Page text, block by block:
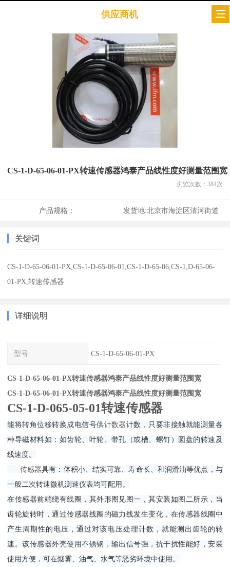
供应商机
CS-1-D-65-06-01-PX转速传感器鸿泰产品线性度好测量范围宽
浏览次数： 384次
产品规格： 发货地:北京市海淀区清河街道
关键词
CS-1-D-65-06-01-PX,CS-1-D-65-06-01,CS-1-D-65-06,CS-1,D-65-06-
01-PX,转速传感器
详细说明
型号 CS-1-D-65-06-01-PX
CS-1-D-65-06-01-PX转速传感器鸿泰产品线性度好测量范围宽
CS-1-D-65-06-01-PX转速传感器鸿泰产品线性度好测量范围宽
CS-1-D-065-05-01转速传感器
能将转角位移转换成电信号供计数器计数，只要非接触就能测量各
种导磁材料如：如齿轮、叶轮、带孔（或槽、螺钉）圆盘的转速及
线速度。
传感器具有：体积小、结实可靠、寿命长、和润滑油等优点，与
一般二次转速微机测速仪表均可配用。
在传感器前端绕有线圈，其外形图见图一，其安装如图二所示，当
齿轮旋转时，通过传感器线圈的磁力线发生变化，在传感器线圈中
产生周期性的电压，通过对该电压处理计数，就能测出齿轮的转
速。该传感器外壳使用不锈钢，输出信号强，抗干扰性能好，安装
使用方便，可在烟雾、油气、水气等恶劣环境中使用。